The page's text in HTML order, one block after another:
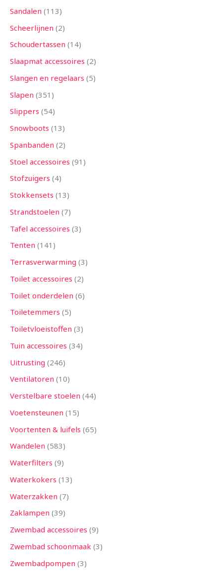
Sandalen 113
Scheerlijnen 2
Schoudertassen 14
Slaapmat accessoires 2
Slangen en regelaars 5
Slapen 351
Slippers 54
Snowboots 13
Spanbanden 2
Stoel accessoires 91
Stofzuigers 4
Stokkensets 13
Strandstoelen 7
Tafel accessoires 3
Tenten 141
Terrasverwarming 3
Toilet accessoires 2
Toilet onderdelen 6
Toiletemmers 5
Toiletvloeistoffen 3
Tuin accessoires 34
Uitrusting 246
Ventilatoren 10
Verstelbare stoelen 44
Voetensteunen 15
Voortenten & luifels 65
Wandelen 583
Waterfilters 9
Waterkokers 13
Waterzakken 7
Zaklampen 39
Zwembad accessoires 9
Zwembad schoonmaak 3
Zwembadpompen 3